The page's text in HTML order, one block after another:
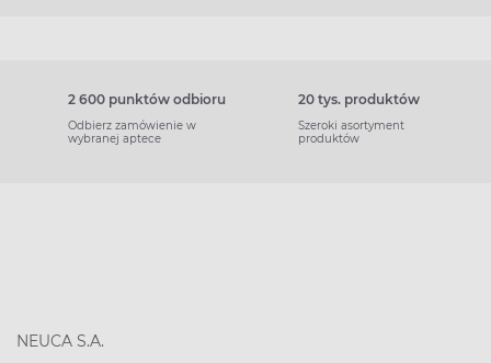
2 600 punktów odbioru
Odbierz zamówienie w
wybranej aptece
20 tys. produktów
Szeroki asortyment
produktów
NEUCA S.A.